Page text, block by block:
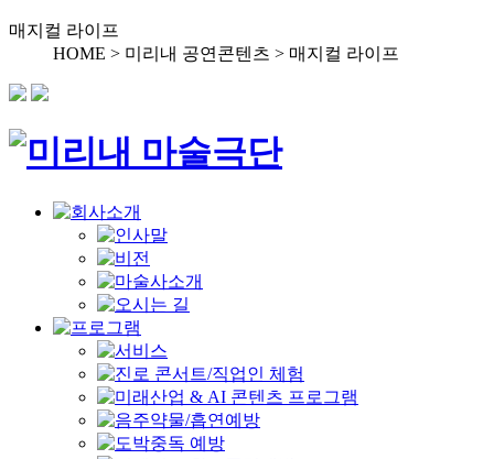
매지컬 라이프
HOME > 미리내 공연콘텐츠 > 매지컬 라이프